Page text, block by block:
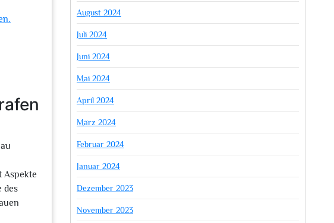
Aspekte
des
August 2024
Juli 2024
Juni 2024
Mai 2024
April 2024
März 2024
Februar 2024
Januar 2024
Dezember 2023
November 2023